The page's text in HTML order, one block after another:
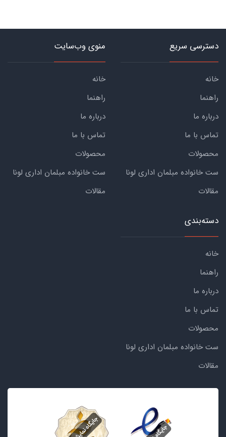
دسترسی سریع
خانه
راهنما
درباره ما
تماس با ما
محصولات
ست خانواده مبلمان اداری لونا
مقالات
منوی وب‌سایت
خانه
راهنما
درباره ما
تماس با ما
محصولات
ست خانواده مبلمان اداری لونا
مقالات
دسته‌بندی
خانه
راهنما
درباره ما
تماس با ما
محصولات
ست خانواده مبلمان اداری لونا
مقالات